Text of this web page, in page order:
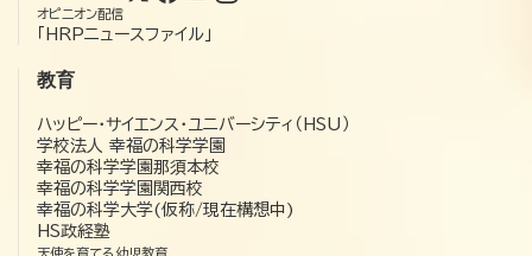
オピニオン配信
「HRPニュースファイル」
教育
ハッピー・サイエンス・ユニバーシティ（HSU）
学校法人 幸福の科学学園
幸福の科学学園那須本校
幸福の科学学園関西校
幸福の科学大学(仮称/現在構想中)
HS政経塾
天使を育てる幼児教育